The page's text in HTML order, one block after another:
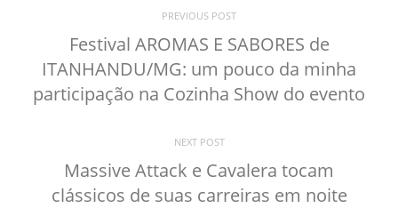
PREVIOUS POST
Festival AROMAS E SABORES de
ITANHANDU/MG: um pouco da minha
participação na Cozinha Show do evento
NEXT POST
Massive Attack e Cavalera tocam
clássicos de suas carreiras em noite